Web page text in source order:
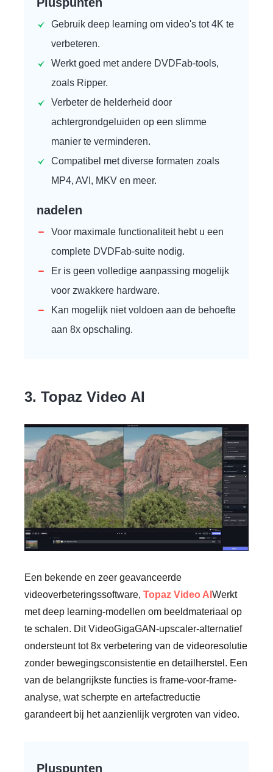
Pluspunten
Gebruik deep learning om video's tot 4K te
verbeteren.
Werkt goed met andere DVDFab-tools,
zoals Ripper.
Verbeter de helderheid door
achtergrondgeluiden op een slimme
manier te verminderen.
Compatibel met diverse formaten zoals
MP4, AVI, MKV en meer.
nadelen
Voor maximale functionaliteit hebt u een
complete DVDFab-suite nodig.
Er is geen volledige aanpassing mogelijk
voor zwakkere hardware.
Kan mogelijk niet voldoen aan de behoefte
aan 8x opschaling.
3. Topaz Video AI
Een bekende en zeer geavanceerde
videoverbeteringssoftware, Topaz Video AI Werkt
met deep learning-modellen om beeldmateriaal op
te schalen. Dit VideoGigaGAN-upscaler-alternatief
ondersteunt tot 8x verbetering van de videoresolutie
zonder bewegingsconsistentie en detailherstel. Een
van de belangrijkste functies is frame-voor-frame-
analyse, wat scherpte en artefactreductie
garandeert bij het aanzienlijk vergroten van video.
Pluspunten